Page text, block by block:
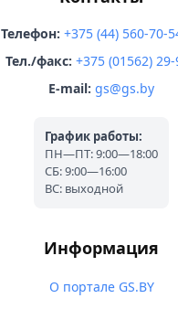
Телефон: +375 (44) 560-70-
Тел./факс: +375 (01562)
E-mail: gs@gs.by
График работы:
ПН—ПТ: 9:00—18:00
СБ: 9:00—16:00
ВС: выходной
Информация
О портале GS.BY